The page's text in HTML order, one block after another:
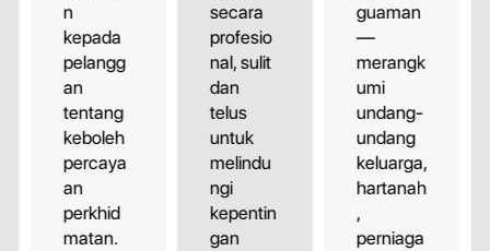
n
kepada
pelangg
an
tentang
keboleh
percaya
an
perkhid
matan.
secara
profesio
nal, sulit
dan
telus
untuk
melindu
ngi
kepentin
gan
guaman
—
merangk
umi
undang-
undang
keluarga,
hartanah
,
perniaga